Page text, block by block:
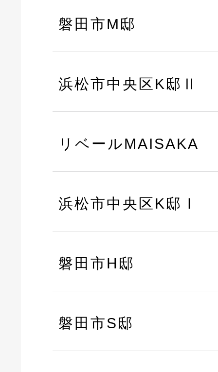
磐田市M邸
浜松市中央区K邸Ⅱ
リベールMAISAKA
浜松市中央区K邸Ⅰ
磐田市H邸
磐田市S邸